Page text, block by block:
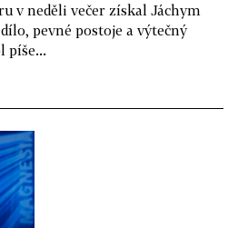
v neděli večer získal Jáchym
pevné postoje a výtečný
píše...